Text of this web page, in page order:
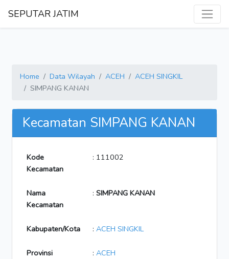
SEPUTAR JATIM
Home Data Wilayah ACEH
ACEH SINGKIL
SIMPANG KANAN
Kecamatan SIMPANG KANAN
Kode
Kecamatan
: 111002
Nama
Kecamatan
: SIMPANG KANAN
Kabupaten/Kota : ACEH SINGKIL
Provinsi : ACEH